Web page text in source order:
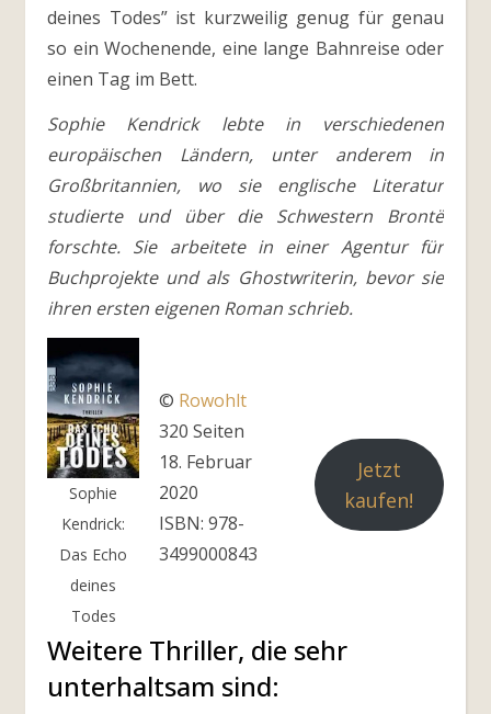
deines Todes” ist kurzweilig genug für genau
so ein Wochenende, eine lange Bahnreise oder
einen Tag im Bett.
Sophie Kendrick lebte in verschiedenen
europäischen Ländern, unter anderem in
Großbritannien, wo sie englische Literatur
studierte und über die Schwestern Brontë
forschte. Sie arbeitete in einer Agentur für
Buchprojekte und als Ghostwriterin, bevor sie
ihren ersten eigenen Roman schrieb.
Sophie
Kendrick:
Das Echo
deines
Todes
© Rowohlt
320 Seiten
18. Februar
2020
ISBN: 978-
3499000843
Jetzt
kaufen!
Weitere Thriller, die sehr
unterhaltsam sind: